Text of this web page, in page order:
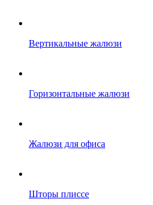
Вертикальные жалюзи
Горизонтальные жалюзи
Жалюзи для офиса
Шторы плиссе